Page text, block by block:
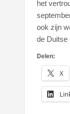
het
ook zijn
de Duitse
Delen:
X